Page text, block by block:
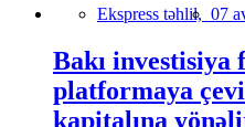
Ekspress təhlil, 07
Bakı
platformaya
kapitalına